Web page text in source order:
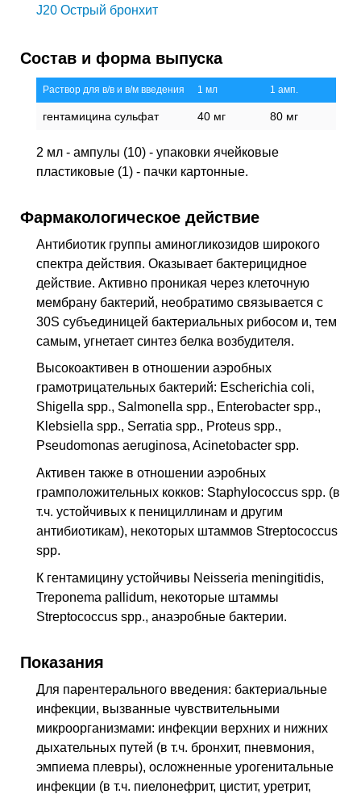
J20 Острый бронхит
Состав и форма выпуска
Раствор для в/в и в/м введения 1 мл 1 амп.
гентамицина сульфат 40 мг 80 мг
2 мл - ампулы (10) - упаковки ячейковые
пластиковые (1) - пачки картонные.
Фармакологическое действие
Антибиотик группы аминогликозидов широкого
спектра действия. Оказывает бактерицидное
действие. Активно проникая через клеточную
мембрану бактерий, необратимо связывается с
30S субъединицей бактериальных рибосом и, тем
самым, угнетает синтез белка возбудителя.
Высокоактивен в отношении аэробных
грамотрицательных бактерий: Escherichia coli,
Shigella spp., Salmonella spp., Enterobacter spp.,
Klebsiella spp., Serratia spp., Proteus spp.,
Pseudomonas aeruginosa, Acinetobacter spp.
Активен также в отношении аэробных
грамположительных кокков: Staphylococcus spp. (в
т.ч. устойчивых к пенициллинам и другим
антибиотикам), некоторых штаммов Streptococcus
spp.
К гентамицину устойчивы Neisseria meningitidis,
Treponema pallidum, некоторые штаммы
Streptococcus spp., анаэробные бактерии.
Показания
Для парентерального введения: бактериальные
инфекции, вызванные чувствительными
микроорганизмами: инфекции верхних и нижних
дыхательных путей (в т.ч. бронхит, пневмония,
эмпиема плевры), осложненные урогенитальные
инфекции (в т.ч. пиелонефрит, цистит, уретрит,